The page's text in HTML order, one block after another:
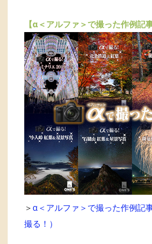
【α＜アルファ＞で撮った作例記
＞α＜アルファ＞で撮った作例記
撮る！）